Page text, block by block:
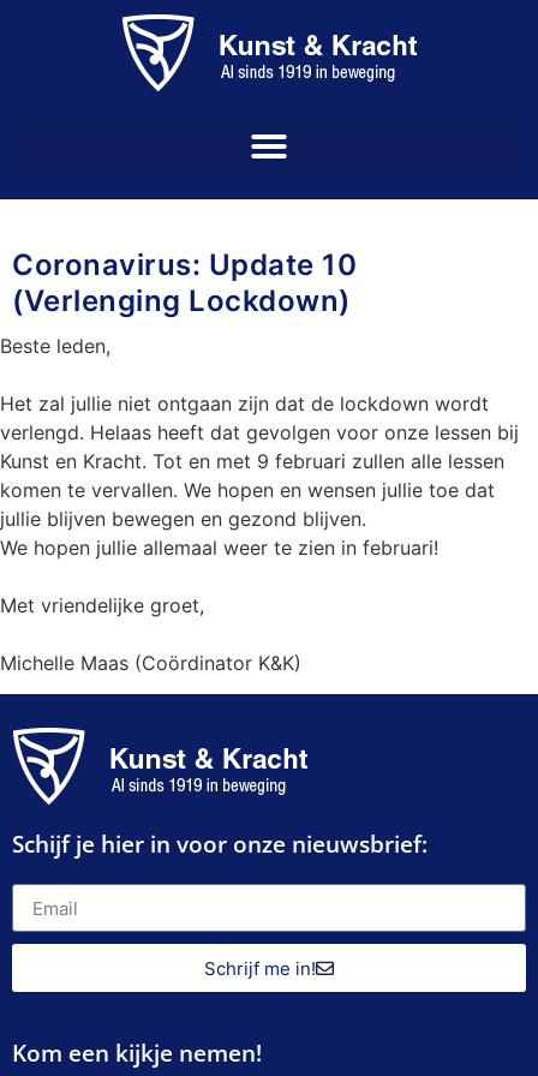
Coronavirus: Update 10
(Verlenging Lockdown)
Beste leden,
Het zal jullie niet ontgaan zijn dat de lockdown wordt
verlengd. Helaas heeft dat gevolgen voor onze lessen bij
Kunst en Kracht. Tot en met 9 februari zullen alle lessen
komen te vervallen. We hopen en wensen jullie toe dat
jullie blijven bewegen en gezond blijven.
We hopen jullie allemaal weer te zien in februari!
Met vriendelijke groet,
Michelle Maas (Coördinator K&K)
Schijf je hier in voor onze nieuwsbrief:
Schrijf me in!
Kom een kijkje nemen!